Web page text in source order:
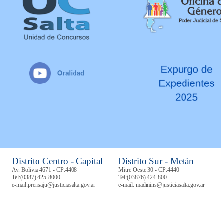
Distrito Centro - Capital
Av. Bolivia 4671 - CP:4408
Tel:(0387) 425-8000
e-mail:prensaju@justiciasalta.gov.ar
Distrito Sur - Metán
Mitre Oeste 30 - CP:4440
Tel:(03876) 424-800
e-mail: madmins@justiciasalta.gov.ar